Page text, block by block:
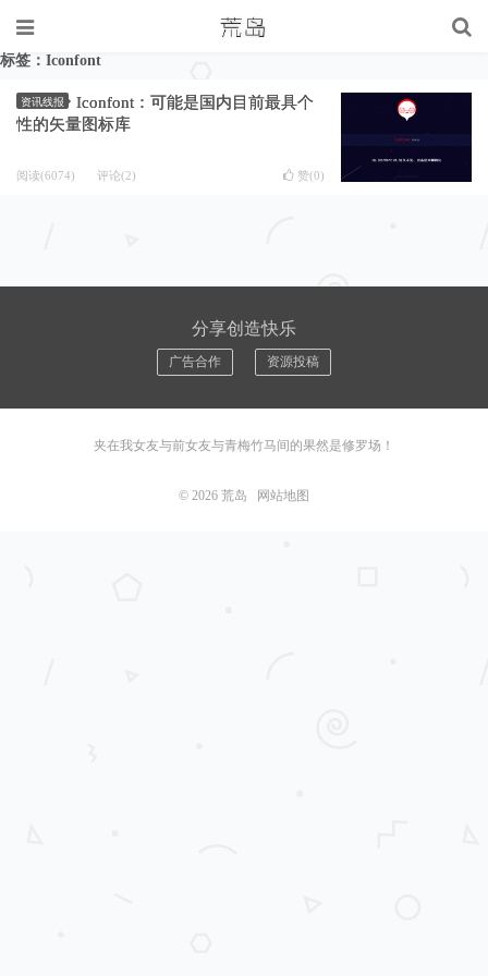
标签：Iconfont
资讯线报
Iconfont：可能是国内目前最具个
性的矢量图标库
阅读(6074) 评论(2) 赞(0)
分享创造快乐
广告合作 资源投稿
夹在我女友与前女友与青梅竹马间的果然是修罗场！
© 2026 荒岛 网站地图